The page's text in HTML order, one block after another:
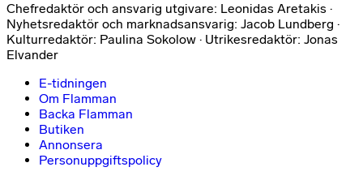
Chefredaktör och ansvarig utgivare: Leonidas Aretakis ·
Nyhetsredaktör och marknadsansvarig: Jacob Lundberg ·
Kulturredaktör: Paulina Sokolow · Utrikesredaktör: Jonas
Elvander
E-tidningen
Om Flamman
Backa Flamman
Butiken
Annonsera
Personuppgiftspolicy